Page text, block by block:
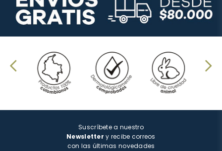
Suscríbete a nuestro
Newsletter y recibe correos
con las últimas novedades